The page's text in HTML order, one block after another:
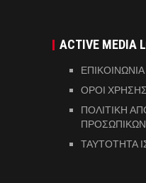
ACTIVE MEDIA
ΕΠΙΚΟΙΝΩΝΙΑ
ΟΡΟΙ ΧΡΗΣΗΣ
ΠΟΛΙΤΙΚΗ
ΤΑΥΤΟΤΗΤΑ